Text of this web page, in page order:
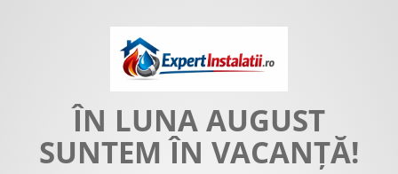
ÎN LUNA AUGUST
SUNTEM ÎN VACANȚĂ!